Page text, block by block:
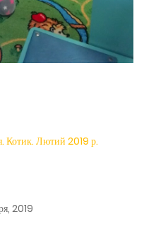
Котик. Лютий 2019 р.
2019